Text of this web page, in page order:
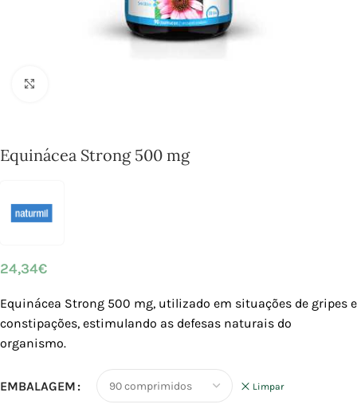
Equinácea Strong 500 mg
24,34€
Equinácea Strong 500 mg, utilizado em situações de gripes e
constipações, estimulando as defesas naturais do
organismo.
EMBALAGEM Limpar